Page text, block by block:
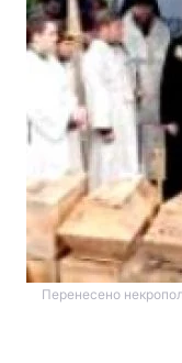
Перенесено